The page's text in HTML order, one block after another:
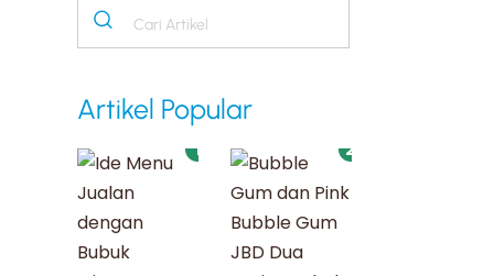
Artikel Popular
1 2